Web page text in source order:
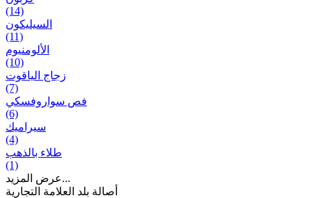
(14)
السيليكون
(11)
الألومنيوم
(10)
زجاج الياقوت
(7)
فص سواروفسكي
(6)
سيراميك
(4)
طلاء بالذهب
(1)
عرض المزيد...
أصالة بلد العلامة التجارية